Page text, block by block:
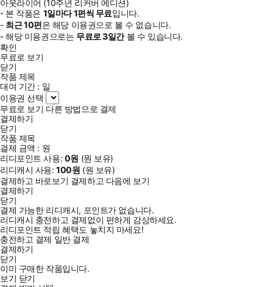
아웃라이어 (10주년 리커버 에디션)
- 본 작품은 1일마다1편씩 무료입니다.
- 최근10편은 해당 이용권으로 볼 수 없습니다.
- 해당 이용권으로는 무료로3일간볼 수 있습니다.
확인
무료로 보기
닫기
작품 제목
대여 기간 : 일
이용권 선택
무료로 보기 다른 방법으로 결제
결제하기
닫기
작품 제목
결제 금액 : 원
리디포인트 사용: 0원 (원 보유)
리디캐시 사용:100원 (원 보유)
결제하고 바로보기 결제하고 다음에 보기
결제하기
닫기
결제 가능한 리디캐시, 포인트가 없습니다.
리디캐시 충전하고 결제없이 편하게 감상하세요.
리디포인트 적립 혜택도 놓치지 마세요!
충전하고 결제 일반 결제
결제하기
닫기
이미 구매한 작품입니다.
보기 닫기